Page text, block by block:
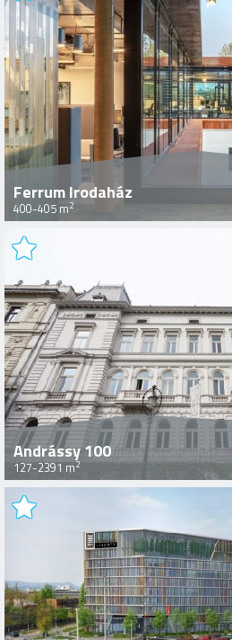
Ferrum Irodaház
400-405 m2
Andrássy 100
127-2391 m2